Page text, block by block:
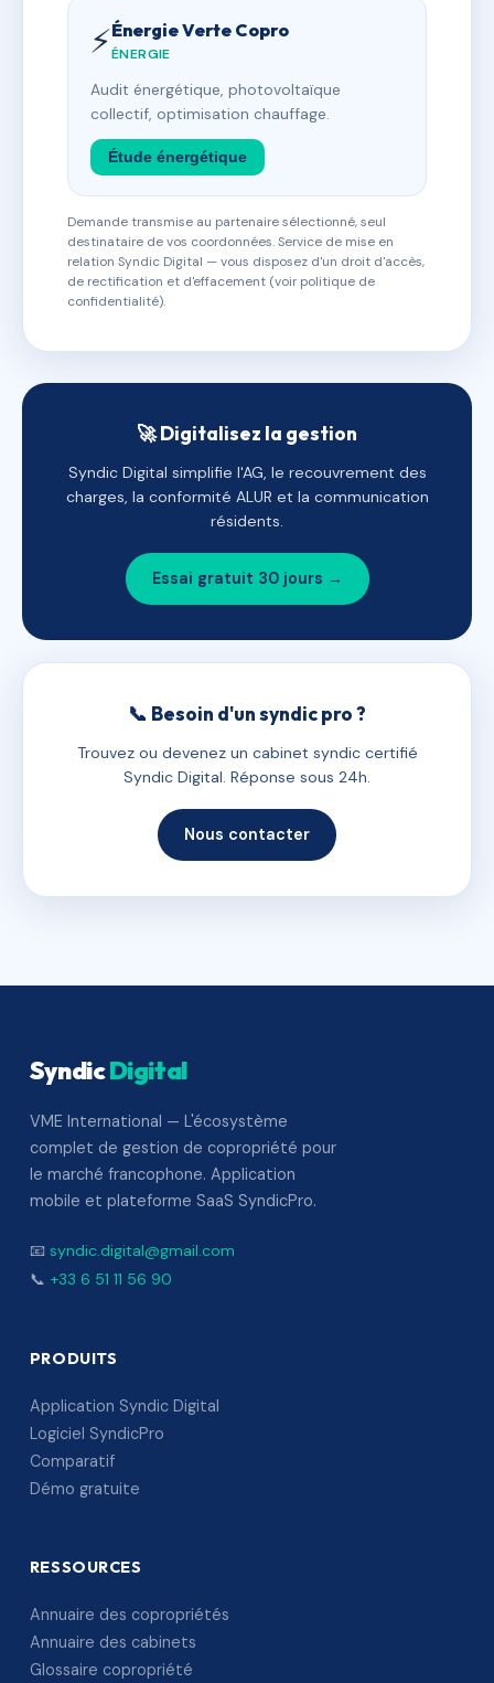
⚡Énergie Verte Copro
ÉNERGIE
Audit énergétique, photovoltaïque
collectif, optimisation chauffage.
Étude énergétique
Demande transmise au partenaire sélectionné, seul
destinataire de vos coordonnées. Service de mise en
relation Syndic Digital — vous disposez d'un droit d'accès,
de rectification et d'effacement (voir politique de
confidentialité).
🚀 Digitalisez la gestion
Syndic Digital simplifie l'AG, le recouvrement des
charges, la conformité ALUR et la communication
résidents.
Essai gratuit 30 jours →
📞 Besoin d'un syndic pro ?
Trouvez ou devenez un cabinet syndic certifié
Syndic Digital. Réponse sous 24h.
Nous contacter
SyndicDigital
VME International — L'écosystème
complet de gestion de copropriété pour
le marché francophone. Application
mobile et plateforme SaaS SyndicPro.
📧 syndic.digital@gmail.com
📞 +33 6 51 11 56 90
PRODUITS
Application Syndic Digital
Logiciel SyndicPro
Comparatif
Démo gratuite
RESSOURCES
Annuaire des copropriétés
Annuaire des cabinets
Glossaire copropriété